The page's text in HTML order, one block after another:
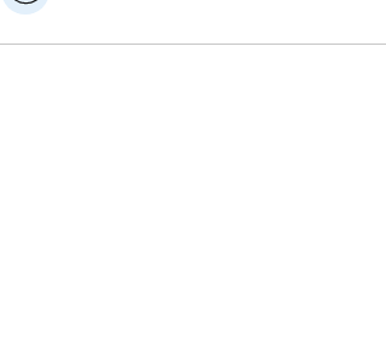
B) ti rimborseremo totalmente